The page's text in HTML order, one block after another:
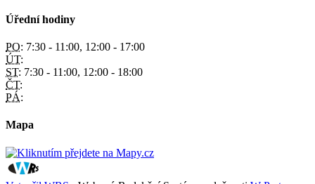
Úřední hodiny
PO: 7:30 - 11:00, 12:00 - 17:00
ÚT:
ST: 7:30 - 11:00, 12:00 - 18:00
ČT:
PÁ:
Mapa